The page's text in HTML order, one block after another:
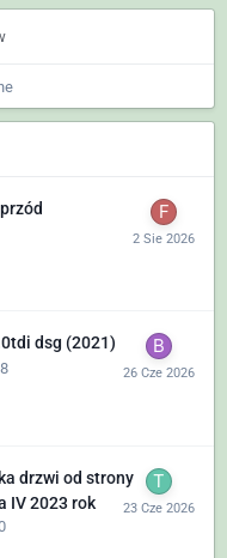
dsg (2021)
drzwi od strony
IV 2023 rok